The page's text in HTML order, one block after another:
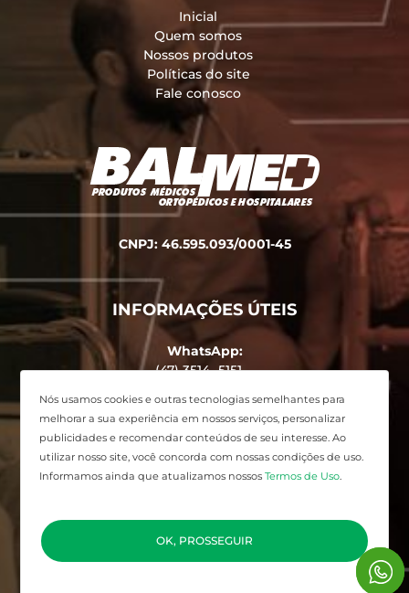
Nós usamos cookies e outras tecnologias semelhantes para
melhorar a sua experiência em nossos serviços, personalizar
publicidades e recomendar conteúdos de seu interesse. Ao
utilizar nosso site, você concorda com nossas condições de uso.
Informamos ainda que atualizamos nossosTermos de Uso.
OK, PROSSEGUIR
Inicial
Quem somos
Nossos produtos
Políticas do site
Fale conosco
CNPJ: 46.595.093/0001-45
INFORMAÇÕES ÚTEIS
WhatsApp:
(47) 3514 -5151
Avenida Alvin Bauer, 455 - Centro,
Balneário Camboriú - SC
Desenvolvido porElo Ideias